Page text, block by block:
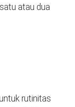
atau dua
rutinitas